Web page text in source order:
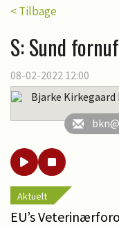
< Tilbage
S: Sund
08-02-2022 12:00
Bjarke Kirkegaard
Aktuelt
EU’s